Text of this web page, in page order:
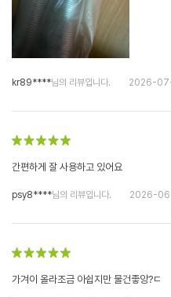
kr89****님의 리뷰입니다. 2026-
간편하게 잘 사용하고 있어요
psy8****님의 리뷰입니다. 2026-
가겨이 올라조금 아쉽지만 물건좋앙?ㄷ